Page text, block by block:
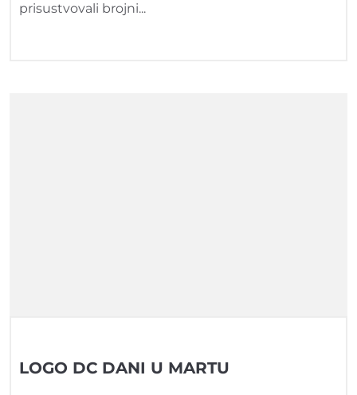
prisustvovali brojni...
LOGO DC DANI U MARTU